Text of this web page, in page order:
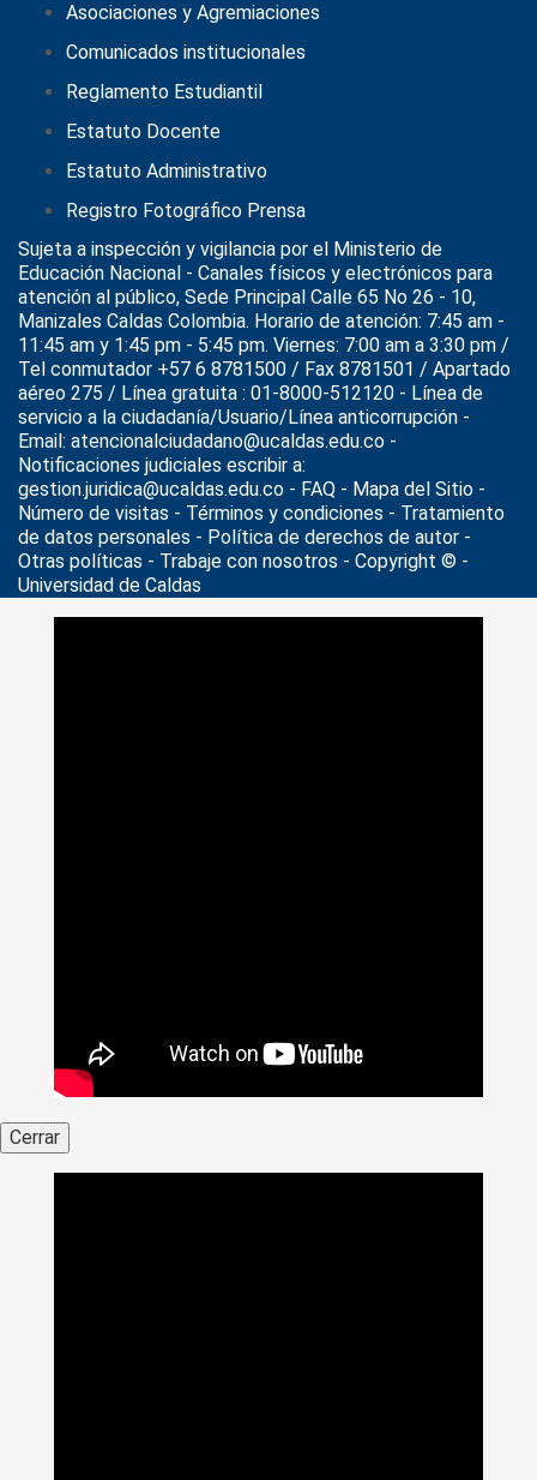
Asociaciones y Agremiaciones
Comunicados institucionales
Reglamento Estudiantil
Estatuto Docente
Estatuto Administrativo
Registro Fotográfico Prensa
Sujeta a inspección y vigilancia por el Ministerio de
Educación Nacional - Canales físicos y electrónicos para
atención al público, Sede Principal Calle 65 No 26 - 10,
Manizales Caldas Colombia. Horario de atención: 7:45 am -
11:45 am y 1:45 pm - 5:45 pm. Viernes: 7:00 am a 3:30 pm /
Tel conmutador +57 6 8781500 / Fax 8781501 / Apartado
aéreo 275 / Línea gratuita : 01-8000-512120 - Línea de
servicio a la ciudadanía/Usuario/Línea anticorrupción -
Email: atencionalciudadano@ucaldas.edu.co -
Notificaciones judiciales escribir a:
gestion.juridica@ucaldas.edu.co - FAQ - Mapa del Sitio -
Número de visitas - Términos y condiciones - Tratamiento
de datos personales - Política de derechos de autor -
Otras políticas - Trabaje con nosotros - Copyright © -
Universidad de Caldas
Cerrar